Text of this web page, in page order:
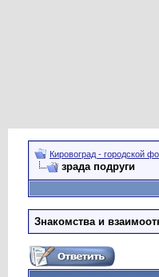
Кировоград - городской
зрада подруги
Знакомства и